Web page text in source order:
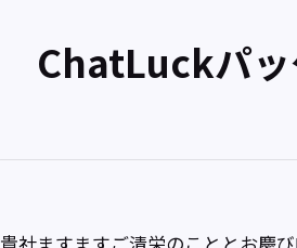
ChatLuckパッ